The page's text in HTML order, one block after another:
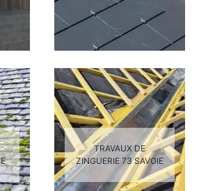
TRAVAUX DE
ZINGUERIE 73 SAVOIE